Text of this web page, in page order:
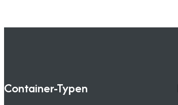
Container-Typen